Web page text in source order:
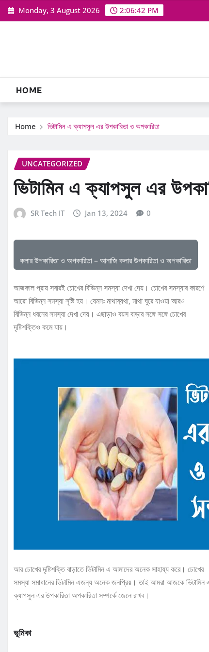
Skip
to
Monday, 3 August 2026 2:06:43 PM
HOME
Home ভিটামিন এ ক্যাপসুল এর উপকারিতা ও অপকারিতা
UNCATEGORIZED
ভিটামিন এ ক্যাপসুল এর
SR Tech IT Jan 13, 2024 0
কলার উপকারিতা ও অপকারিতা – আনাজি কলার উপকারিতা ও অপকারিতা
আজকাল প্রায় সবারই চোখের বিভিন্ন সমস্যা দেখা দেয়। চোখের সমস্যার কারণে
আরো বিভিন্ন সমস্যা সৃষ্টি হয়। যেমনঃ মাথাব্যথা, মাথা ঘুরে যাওয়া আরও
বিভিন্ন ধরনের সমস্যা দেখা দেয়। এছাড়াও বয়স বাড়ার সঙ্গে সঙ্গে চোখের
দৃষ্টিশক্তিও কমে যায়।
আর চোখের দৃষ্টিশক্তি বাড়াতে ভিটামিন এ আমাদের অনেক সাহায্য করে। চোখের
সমস্যা সমাধানের ভিটামিন এজন্য অনেক জনপ্রিয়। তাই আমরা আজকে ভিটামিন
ক্যাপসুল এর উপকারিতা অপকারিতা সম্পর্কে জেনে রাখব।
ভূমিকা